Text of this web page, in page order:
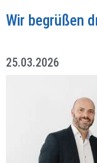
Wir begrüßen
25.03.2026